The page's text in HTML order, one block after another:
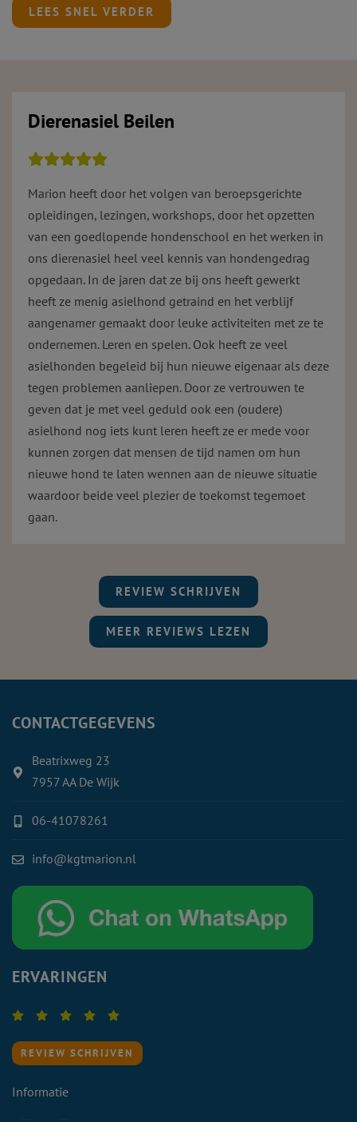
LEES SNEL VERDER
Dierenasiel Beilen
Marion heeft door het volgen van beroepsgerichte
opleidingen, lezingen, workshops, door het opzetten
van een goedlopende hondenschool en het werken in
ons dierenasiel heel veel kennis van hondengedrag
opgedaan. In de jaren dat ze bij ons heeft gewerkt
heeft ze menig asielhond getraind en het verblijf
aangenamer gemaakt door leuke activiteiten met ze te
ondernemen. Leren en spelen. Ook heeft ze veel
asielhonden begeleid bij hun nieuwe eigenaar als deze
tegen problemen aanliepen. Door ze vertrouwen te
geven dat je met veel geduld ook een (oudere)
asielhond nog iets kunt leren heeft ze er mede voor
kunnen zorgen dat mensen de tijd namen om hun
nieuwe hond te laten wennen aan de nieuwe situatie
waardoor beide veel plezier de toekomst tegemoet
gaan.
REVIEW SCHRIJVEN
MEER REVIEWS LEZEN
CONTACTGEGEVENS
Beatrixweg 23
7957 AA De Wijk
06-41078261
info@kgtmarion.nl
ERVARINGEN
REVIEW SCHRIJVEN
Informatie